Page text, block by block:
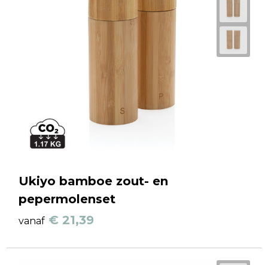
Ukiyo bamboe zout- en
pepermolenset
vanaf € 21,39